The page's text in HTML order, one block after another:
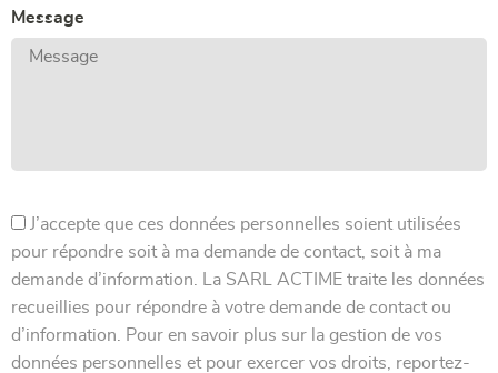
Message
J’accepte que ces données personnelles soient utilisées
pour répondre soit à ma demande de contact, soit à ma
demande d’information. La SARL ACTIME traite les données
recueillies pour répondre à votre demande de contact ou
d’information. Pour en savoir plus sur la gestion de vos
données personnelles et pour exercer vos droits, reportez-